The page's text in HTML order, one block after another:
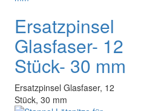
Ersatzpinsel
Glasfaser- 12
Stück- 30 mm
Ersatzpinsel Glasfaser, 12
Stück, 30 mm